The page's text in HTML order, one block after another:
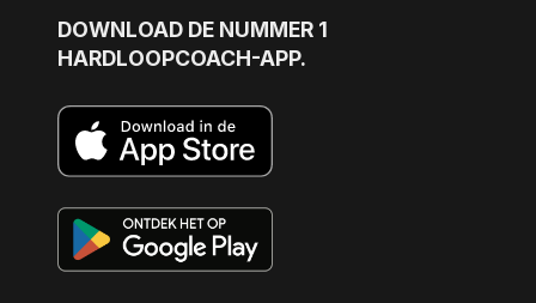
DOWNLOAD DE NUMMER 1
HARDLOOPCOACH-APP.